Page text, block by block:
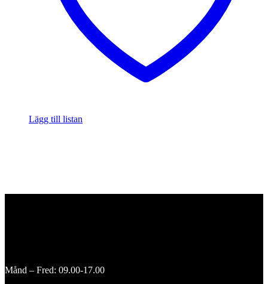
Lägg till listan
Månd – Fred: 09.00-17.00